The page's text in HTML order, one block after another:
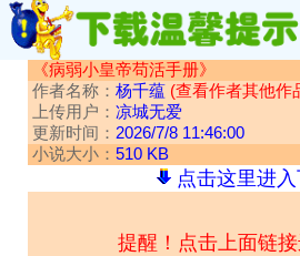
《病弱小皇帝苟活手册》
作者名称： 杨千蕴 (查看作者其他作
上传用户： 凉城无爱
更新时间： 2026/7/8 11:46:00
小说大小： 510 KB
点击这里进
提醒！点击上面链接